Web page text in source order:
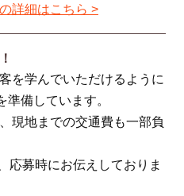
詳細はこちら >
を学んでいただけるように
備しています。
現地までの交通費も一部負
応募時にお伝えしておりま